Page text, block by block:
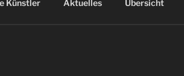
Künstler Aktuelles Übersicht